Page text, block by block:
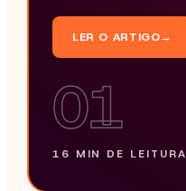
LER O ARTIGO→
01
16 MIN DE LEITURA